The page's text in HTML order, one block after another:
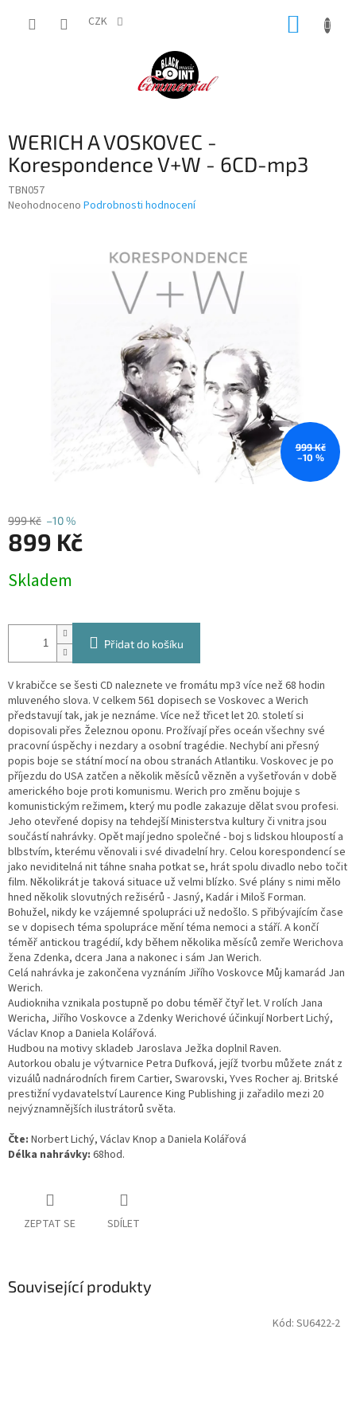
CZK
WERICH A VOSKOVEC -
Korespondence V+W - 6CD-mp3
TBN057
Průměrné
Neohodnoceno Podrobnosti hodnocení
999 Kč
–10 %
999 Kč –10 %
899 Kč
cena:
Skladem
Přidat do košíku
V krabičce se šesti CD naleznete ve fromátu mp3 více než 68 hodin
mluveného slova. V celkem 561 dopisech se Voskovec a Werich
představují tak, jak je neznáme. Více než třicet let 20. století si
dopisovali přes Železnou oponu. Prožívají přes oceán všechny své
pracovní úspěchy i nezdary a osobní tragédie. Nechybí ani přesný
popis boje se státní mocí na obou stranách Atlantiku. Voskovec je po
příjezdu do USA zatčen a několik měsíců vězněn a vyšetřován v době
amerického boje proti komunismu. Werich pro změnu bojuje s
komunistickým režimem, který mu podle zakazuje dělat svou profesi.
Jeho otevřené dopisy na tehdejší Ministerstva kultury či vnitra jsou
součástí nahrávky. Opět mají jedno společné - boj s lidskou hloupostí a
blbstvím, kterému věnovali i své divadelní hry. Celou korespondencí se
jako neviditelná nit táhne snaha potkat se, hrát spolu divadlo nebo točit
film. Několikrát je taková situace už velmi blízko. Své plány s nimi mělo
hned několik slovutných režisérů - Jasný, Kadár i Miloš Forman.
Bohužel, nikdy ke vzájemné spolupráci už nedošlo. S přibývajícím čase
se v dopisech téma spolupráce mění téma nemoci a stáří. A končí
téměř antickou tragédií, kdy během několika měsíců zemře Werichova
žena Zdenka, dcera Jana a nakonec i sám Jan Werich.
Celá nahrávka je zakončena vyznáním Jiřího Voskovce Můj kamarád Jan
Werich.
Audiokniha vznikala postupně po dobu téměř čtyř let. V rolích Jana
Wericha, Jiřího Voskovce a Zdenky Werichové účinkují Norbert Lichý,
Václav Knop a Daniela Kolářová.
Hudbou na motivy skladeb Jaroslava Ježka doplnil Raven.
Autorkou obalu je výtvarnice Petra Dufková, jejíž tvorbu můžete znát z
vizuálů nadnárodních firem Cartier, Swarovski, Yves Rocher aj. Britské
prestižní vydavatelství Laurence King Publishing ji zařadilo mezi 20
nejvýznamnějších ilustrátorů světa.
Čte: Norbert Lichý, Václav Knop a Daniela Kolářová
Délka nahrávky: 68hod.
ZEPTAT SE SDÍLET
Související produkty
Kód: SU6422-2